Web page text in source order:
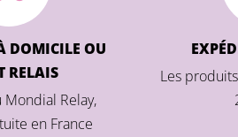
DOMICILE OU
RELAIS
Mondial Relay,
en France
Les